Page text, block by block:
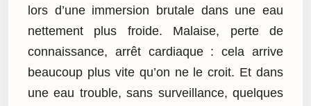
lors d’une immersion brutale dans une eau
nettement plus froide. Malaise, perte de
connaissance, arrêt cardiaque : cela arrive
beaucoup plus vite qu’on ne le croit. Et dans
une eau trouble, sans surveillance, quelques